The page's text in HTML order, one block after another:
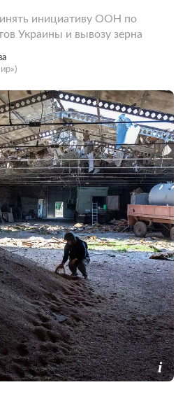
инициативу ООН по
Украины и вывозу зерна